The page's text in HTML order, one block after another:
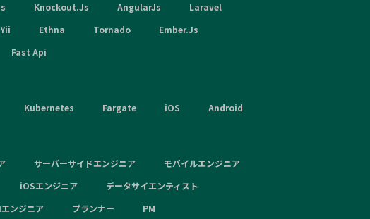
Knockout.Js AngularJs
Laravel
Yii Ethna Tornado
Ember.Js
Fast Api
Kubernetes Fargate iOS Android
サーバーサイドエンジニア
モバイルエンジニア
iOSエンジニア
データサイエンティスト
ンジニア プランナー
PM